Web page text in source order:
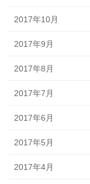
2017年10月
2017年9月
2017年8月
2017年7月
2017年6月
2017年5月
2017年4月